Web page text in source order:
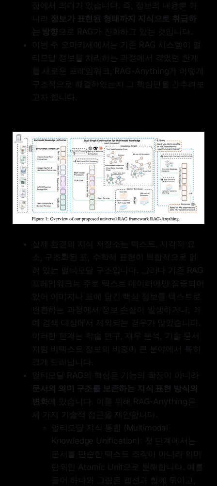
modalities. RAG-Anything
demonstrates superior
performance on challenging
multimodal benchmarks, achieving
significant improvements over
state-of-the-art methods.
Performance gains become
particularly pronounced on long
documents where traditional
approaches fail. Our framework
establishes a new paradigm for
fragmentation that constrains
current systems. Our framework is
open-sourced at:
https://github.com/HKUDS/RAG-
Anything.
점에서 의미가 있습니다. 즉, 정보의 내용뿐 아
니라 정보가 표현된 형태까지 지식으로 취급하
는 방향으로 RAG가 진화하고 있는 것입니다.
이번 주 오마카세에서는 기존 RAG 시스템이 멀
티모달 정보를 처리하는 과정에서 겪었던 한계
를 새로운 프레임워크, RAG-Anything가 어떻게
구조적으로 해결하였는지 그 핵심만을 간추려보
고자 합니다.
실제 환경의 지식 저장소는 텍스트, 시각적 요
소, 구조화된 표, 수학적 표현이 복합적으로 얽
혀 있는 멀티모달 구조입니다. 그러나 기존 RAG
프레임워크는 주로 텍스트 데이터에만 집중되어
있어 이미지나 표에 담긴 핵심 정보를 텍스트로
변환하는 과정에서 정보 손실이 발생하거나, 아
예 검색 대상에서 제외되는 경우가 많았습니다.
이러한 한계는 학술 연구, 재무 분석, 기술 문서
처럼 비텍스트 정보의 비중이 큰 분야에서 특히
크게 드러납니다.
멀티모달 RAG의 핵심은 기능의 확장이 아니라
문서의 의미 구조를 보존하는 지식 표현 방식의
변화에 있습니다. 이를 위해 RAG-Anything은
세 가지 기술적 접근을 제안합니다.
멀티모달 지식 통합 (Multimodal
Knowledge Unification): 첫 단계에서는
문서를 단순한 텍스트 조각이 아니라 의미
단위인 Atomic Unit으로 분해합니다. 예를
들어 하나의 그림은 캡션과 함께 묶이고,